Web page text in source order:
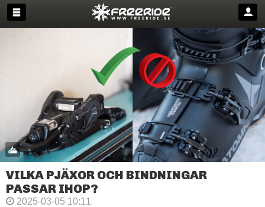
VILKA PJÄXOR OCH BINDNINGAR
PASSAR IHOP?
2025-03-05 10:11